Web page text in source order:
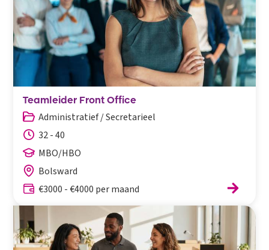
Teamleider Front Office
Administratief / Secretarieel
32 - 40
MBO/HBO
Bolsward
€3000 - €4000 per maand